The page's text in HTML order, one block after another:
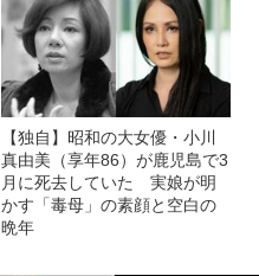
【独自】昭和の大女優・小川
真由美（享年86）が鹿児島で3
月に死去していた 実娘が明
かす「毒母」の素顔と空白の
晩年